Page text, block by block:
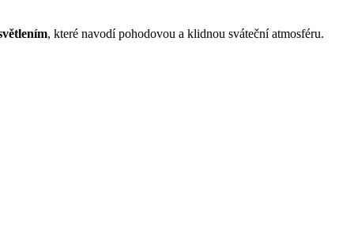
, které navodí pohodovou a klidnou sváteční atmosféru.